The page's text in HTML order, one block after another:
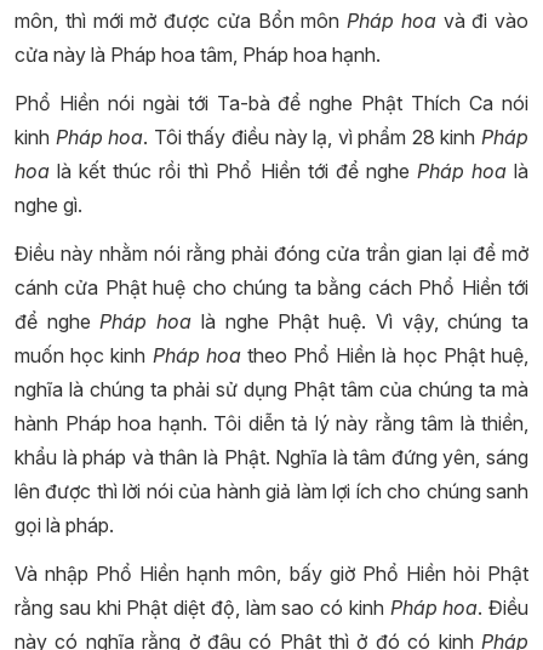
môn, thì mới mở được cửa Bổn môn Pháp hoavà đi vào
cửa này là Pháp hoa tâm, Pháp hoa hạnh.
Phổ Hiền nói ngài tới Ta-bà để nghe Phật Thích Ca nói
kinh Pháp hoa. Tôi thấy điều này lạ, vì phẩm 28 kinh Pháp
hoa là kết thúc rồi thì Phổ Hiền tới để nghe Pháp hoalà
nghe gì.
Điều này nhằm nói rằng phải đóng cửa trần gian lại để mở
cánh cửa Phật huệ cho chúng ta bằng cách Phổ Hiền tới
để nghe Pháp hoa là nghe Phật huệ. Vì vậy, chúng ta
muốn học kinh Pháp hoatheo Phổ Hiền là học Phật huệ,
nghĩa là chúng ta phải sử dụng Phật tâm của chúng ta mà
hành Pháp hoa hạnh. Tôi diễn tả lý này rằng tâm là thiền,
khẩu là pháp và thân là Phật. Nghĩa là tâm đứng yên, sáng
lên được thì lời nói của hành giả làm lợi ích cho chúng sanh
gọi là pháp.
Và nhập Phổ Hiền hạnh môn, bấy giờ Phổ Hiền hỏi Phật
rằng sau khi Phật diệt độ, làm sao có kinh Pháp hoa. Điều
này có nghĩa rằng ở đâu có Phật thì ở đó có kinh Pháp